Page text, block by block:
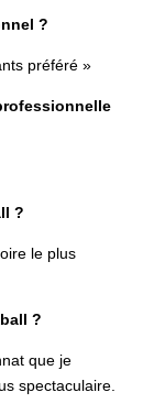
?
préféré »
?
le plus
?
que je
spectaculaire.